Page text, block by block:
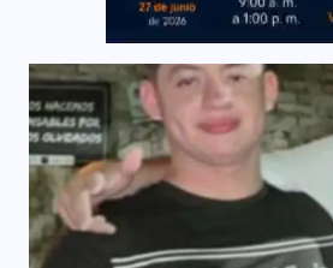
Félix Ulloa viaja